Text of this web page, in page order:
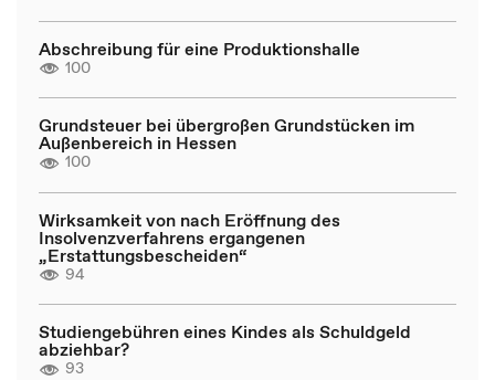
Abschreibung für eine Produktionshalle
100
Grundsteuer bei übergroßen Grundstücken im
Außenbereich in Hessen
100
Wirksamkeit von nach Eröffnung des
Insolvenzverfahrens ergangenen
„Erstattungsbescheiden“
94
Studiengebühren eines Kindes als Schuldgeld
abziehbar?
93